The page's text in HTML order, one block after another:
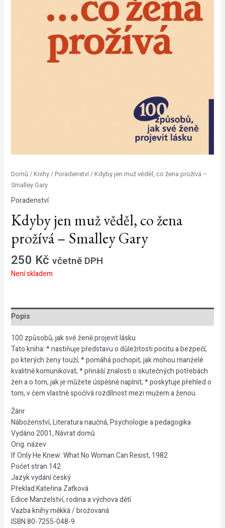
Domů/Knihy/Poradenství/ Kdyby jen muž věděl, co žena prožívá –
Smalley Gary
Poradenství
Kdyby jen muž věděl, co žena
prožívá – Smalley Gary
250 Kč včetně DPH
Není skladem
Popis
100 způsobů, jak své ženě projevit lásku
Tato kniha: * nastiňuje představu o důležitosti pocitu a bezpečí,
po kterých ženy touží; * pomáhá pochopit, jak mohou manželé
kvalitně komunikovat; * přináší znalosti o skutečných potřebách
žen a o tom, jak je můžete úspěšně naplnit; * poskytuje přehled o
tom, v čem vlastně spočívá rozdílnost mezi mužem a ženou.
Žánr
Náboženství, Literatura naučná, Psychologie a pedagogika
Vydáno 2001, Návrat domů
Orig. název
If Only He Knew: What No Woman Can Resist, 1982
Počet stran 142
Jazyk vydání český
Překlad Kateřina Zaťková
Edice Manželství, rodina a výchova dětí
Vazba knihy měkká / brožovaná
ISBN 80-7255-048-9